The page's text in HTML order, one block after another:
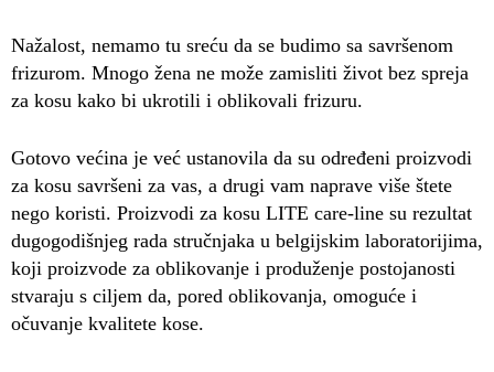
Nažalost, nemamo tu sreću da se budimo sa savršenom
frizurom. Mnogo žena ne može zamisliti život bez spreja
za kosu kako bi ukrotili i oblikovali frizuru.
Gotovo većina je već ustanovila da su određeni proizvodi
za kosu savršeni za vas, a drugi vam naprave više štete
nego koristi. Proizvodi za kosu LITE care-line su rezultat
dugogodišnjeg rada stručnjaka u belgijskim laboratorijima,
koji proizvode za oblikovanje i produženje postojanosti
stvaraju s ciljem da, pored oblikovanja, omoguće i
očuvanje kvalitete kose.